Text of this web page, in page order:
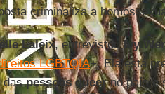
criminaliza a
Laleix, entrevistouIvy
LGBTQIA+. Ela está
daspessoas queerno país e